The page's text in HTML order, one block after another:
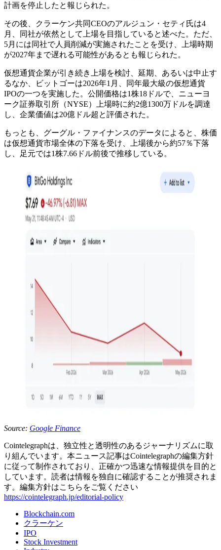
計画を停止したと報じられた。
その後、クラーケン共同CEOのアルジュン・セティ氏は4
月、同社が依然として上場を目指していると述べた。ただ、
5月には同社で人員削減が実施されたことを受け、上場時期
が2027年まで遅れる可能性があるとも報じられた。
仮想通貨企業が引き続き上場を検討、延期、あるいは中止す
るなか、ビットゴーは2026年1月、同年最大級の仮想通貨
IPOの一つを実施した。公開価格は1株18ドルで、ニューヨ
ーク証券取引所（NYSE）上場時に約2億1300万ドルを調達
し、企業価値は20億ドル超と評価された。
もっとも、グーグル・ファイナンスのデータによると、株価
は仮想通貨市場全体の下落を受け、上場後から約57％下落
し、足元では1株7.66ドル前後で推移している。
Source: Google Finance
Cointelegraphは、独立性と透明性のあるジャーナリズムに取
り組んでいます。本ニュース記事はCointelegraphの編集方針
に従って制作されており、正確かつ迅速な情報提供を目的と
しています。読者は情報を独自に確認することが推奨されま
す。編集方針はこちらをご覧ください
https://cointelegraph.jp/editorial-policy
Blockchain.com
クラーケン
IPO
Stock Investment